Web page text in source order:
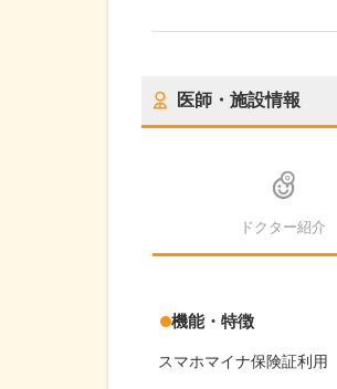
医師・施設情報
ドクター紹介
機能・特徴
スマホマイナ保険証利用